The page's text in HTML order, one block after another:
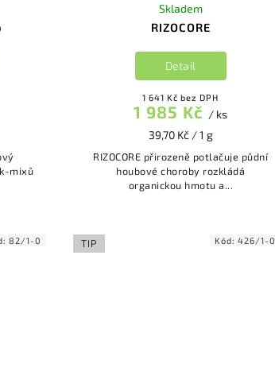
mixů
RIZOCORE
Skladem
1 641 Kč bez DPH
1 985 Kč / ks
39,70 Kč / 1 g
Detail
RIZOCORE přirozeně potlačuje půdní
houbové choroby rozkládá
organickou hmotu a...
82/1-0 TIP Kód:426/1-0